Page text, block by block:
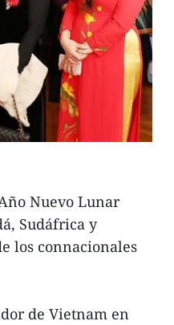
Nuevo Lunar
Sudáfrica y
los connacionales
de Vietnam en